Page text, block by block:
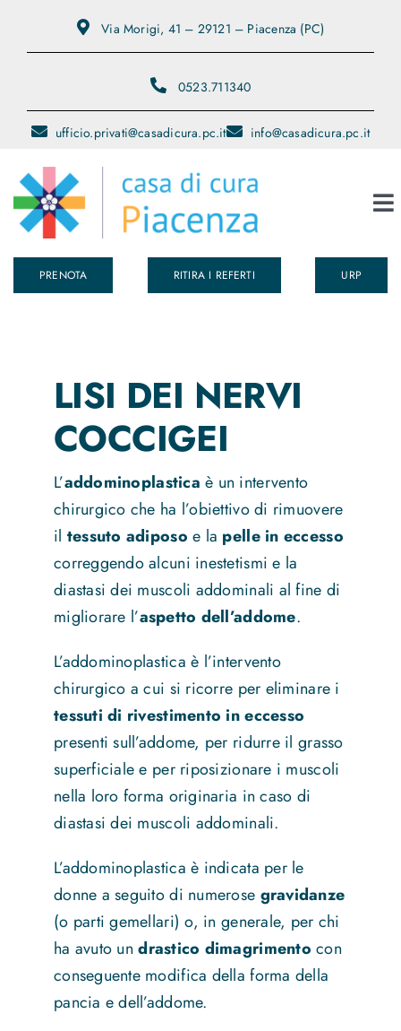
Via Morigi, 41 – 29121 – Piacenza (PC)
0523.711340
ufficio.privati@casadicura.pc.it info@casadicura.pc.it
Chi Siamo
Medici
Contatti
PRENOTA RITIRA I REFERTI URP
LISI DEI NERVI
COCCIGEI
L’addominoplastica è un intervento
chirurgico che ha l’obiettivo di rimuovere
il tessuto adiposo e la pelle in eccesso
correggendo alcuni inestetismi e la
diastasi dei muscoli addominali al fine di
migliorare l’aspetto dell’addome.
L’addominoplastica è l’intervento
chirurgico a cui si ricorre per eliminare i
tessuti di rivestimento in eccesso
presenti sull’addome, per ridurre il grasso
superficiale e per riposizionare i muscoli
nella loro forma originaria in caso di
diastasi dei muscoli addominali.
L’addominoplastica è indicata per le
donne a seguito di numerose gravidanze
(o parti gemellari) o, in generale, per chi
ha avuto undrastico dimagrimentocon
conseguente modifica della forma della
pancia e dell’addome.